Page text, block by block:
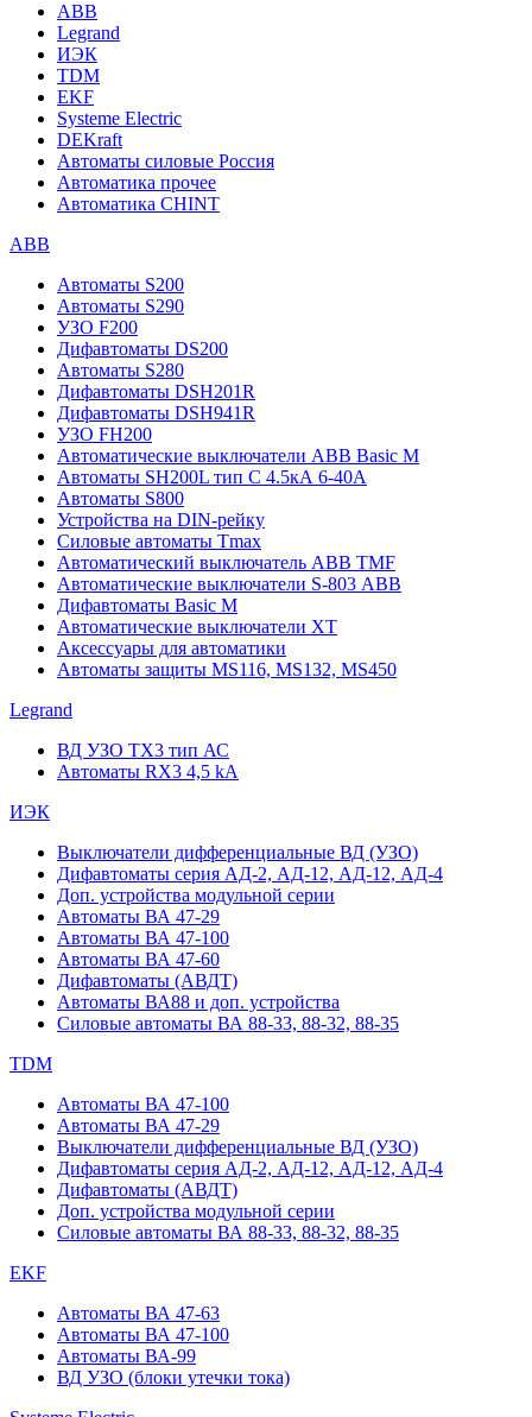
ABB
Legrand
ИЭК
TDM
EKF
Systeme Electric
DEKraft
Автоматы силовые Россия
Автоматика прочее
Автоматика CHINT
ABB
Автоматы S200
Автоматы S290
УЗО F200
Дифавтоматы DS200
Автоматы S280
Дифавтоматы DSH201R
Дифавтоматы DSH941R
УЗО FH200
Автоматические выключатели ABB Basic M
Автоматы SH200L тип С 4.5кА 6-40А
Автоматы S800
Устройства на DIN-рейку
Силовые автоматы Tmax
Автоматический выключатель ABB TMF
Автоматические выключатели S-803 АВВ
Дифавтоматы Basic M
Автоматические выключатели XT
Аксессуары для автоматики
Автоматы защиты MS116, MS132, MS450
Legrand
ВД УЗО TX3 тип АС
Автоматы RX3 4,5 kA
ИЭК
Выключатели дифференциальные ВД (УЗО)
Дифавтоматы серия АД-2, АД-12, АД-12, АД-4
Доп. устройства модульной серии
Автоматы ВА 47-29
Автоматы ВА 47-100
Автоматы ВА 47-60
Дифавтоматы (АВДТ)
Автоматы ВА88 и доп. устройства
Силовые автоматы ВА 88-33, 88-32, 88-35
TDM
Автоматы ВА 47-100
Автоматы ВА 47-29
Выключатели дифференциальные ВД (УЗО)
Дифавтоматы серия АД-2, АД-12, АД-12, АД-4
Дифавтоматы (АВДТ)
Доп. устройства модульной серии
Силовые автоматы ВА 88-33, 88-32, 88-35
EKF
Автоматы ВА 47-63
Автоматы ВА 47-100
Автоматы ВА-99
ВД УЗО (блоки утечки тока)